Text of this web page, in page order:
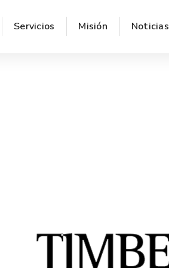
Servicios Misión Noticias